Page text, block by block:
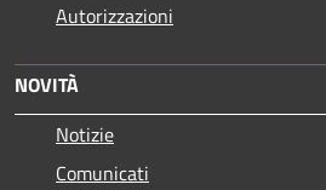
Autorizzazioni
NOVITÀ
Notizie
Comunicati